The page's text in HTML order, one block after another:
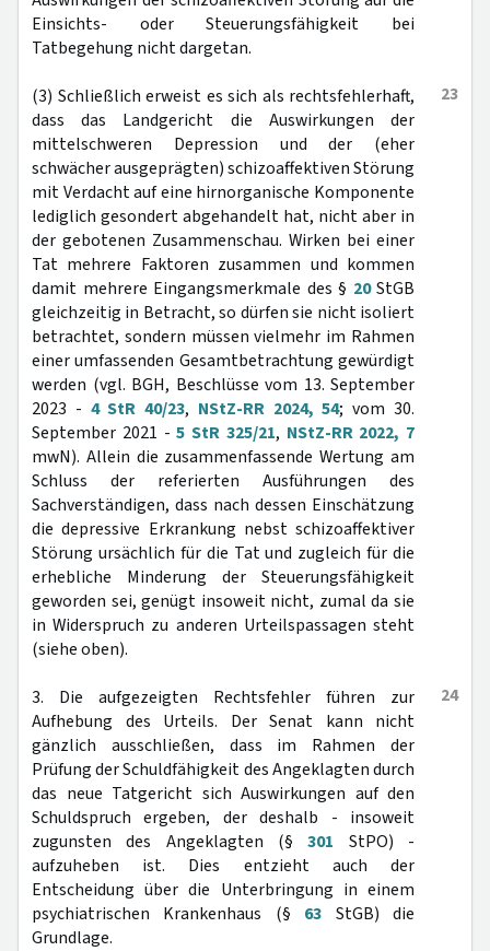
Einsichts- oder Steuerungsfähigkeit bei
Tatbegehung nicht dargetan.
23
(3) Schließlich erweist es sich als rechtsfehlerhaft,
dass das Landgericht die Auswirkungen der
mittelschweren Depression und der (eher
schwächer ausgeprägten) schizoaffektiven Störung
mit Verdacht auf eine hirnorganische Komponente
lediglich gesondert abgehandelt hat, nicht aber in
der gebotenen Zusammenschau. Wirken bei einer
Tat mehrere Faktoren zusammen und kommen
damit mehrere Eingangsmerkmale des § 20StGB
gleichzeitig in Betracht, so dürfen sie nicht isoliert
betrachtet, sondern müssen vielmehr im Rahmen
einer umfassenden Gesamtbetrachtung gewürdigt
werden (vgl. BGH, Beschlüsse vom 13. September
2023 - 4 StR 40/23, NStZ-RR 2024, 54; vom 30.
September 2021 -5 StR 325/21, NStZ-RR 2022, 7
mwN). Allein die zusammenfassende Wertung am
Schluss der referierten Ausführungen des
Sachverständigen, dass nach dessen Einschätzung
die depressive Erkrankung nebst schizoaffektiver
Störung ursächlich für die Tat und zugleich für die
erhebliche Minderung der Steuerungsfähigkeit
geworden sei, genügt insoweit nicht, zumal da sie
in Widerspruch zu anderen Urteilspassagen steht
(siehe oben).
24
3. Die aufgezeigten Rechtsfehler führen zur
Aufhebung des Urteils. Der Senat kann nicht
gänzlich ausschließen, dass im Rahmen der
Prüfung der Schuldfähigkeit des Angeklagten durch
das neue Tatgericht sich Auswirkungen auf den
Schuldspruch ergeben, der deshalb - insoweit
zugunsten des Angeklagten (§301 StPO) -
aufzuheben ist. Dies entzieht auch der
Entscheidung über die Unterbringung in einem
psychiatrischen Krankenhaus (§ 63 StGB) die
Grundlage.